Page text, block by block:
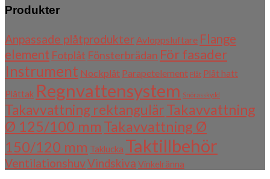
Produkter
Anpassade plåtprodukter Avloppsluftare Flange
element Fotplåt Fönsterbrädan För fasader
Instrument Nockplåt Parapetelement Plåt Plåt hatt
Plåttak Regnvattensystem Snörasskydd
Takavvattning rektangulärTakavvattning
Ø 125/100 mm Takavvattning Ø
150/120 mm Taklucka Taktillbehör
VentilationshuvVindskiva Vinkelränna